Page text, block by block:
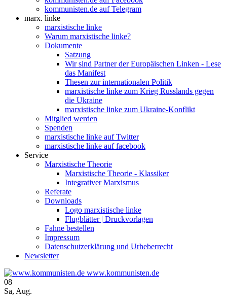
kommunisten.de auf Telegram
marx. linke
marxistische linke
Warum marxistische linke?
Dokumente
Satzung
Wir sind Partner der Europäischen Linken - Lese
das Manifest
Thesen zur internationalen Politik
marxistische linke zum Krieg Russlands gegen
die Ukraine
marxistische linke zum Ukraine-Konflikt
Mitglied werden
Spenden
marxistische linke auf Twitter
marxistische linke auf facebook
Service
Marxistische Theorie
Marxistische Theorie - Klassiker
Integrativer Marxismus
Referate
Downloads
Logo marxistische linke
Flugblätter | Druckvorlagen
Fahne bestellen
Impressum
Datenschutzerklärung und Urheberrecht
Newsletter
www.kommunisten.de
08
Sa, Aug.